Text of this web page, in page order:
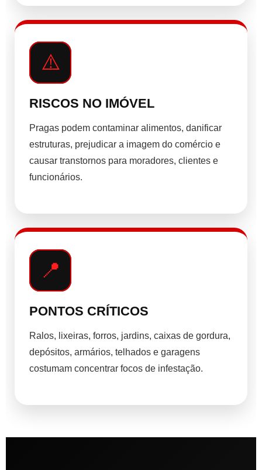
⚠️
RISCOS NO IMÓVEL
Pragas podem contaminar alimentos, danificar
estruturas, prejudicar a imagem do comércio e
causar transtornos para moradores, clientes e
funcionários.
📍
PONTOS CRÍTICOS
Ralos, lixeiras, forros, jardins, caixas de gordura,
depósitos, armários, telhados e garagens
costumam concentrar focos de infestação.